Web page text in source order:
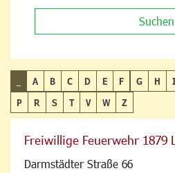
Suchen
A B C D E F G H I
P
R S T V W Z
Freiwillige Feuerwehr 1879
Darmstädter Straße 66